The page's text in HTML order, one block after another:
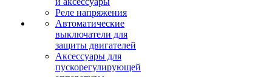
Реле напряжения
Автоматические
выключатели для
защиты двигателей
Аксессуары для
пускорегулирующей